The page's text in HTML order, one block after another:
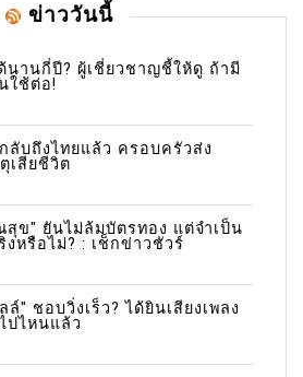
ข่าววันนี้
นานกี่ปี? ผู้เชี่ยวชาญชี้ให้ดู ถ้ามี
ใช้ต่อ!
ลับถึงไทยแล้ว ครอบครัวส่ง
เสียชีวิต
สุข" ยันไม่ล้มบัตรทอง แต่จำเป็น
หรือไม่? : เช็กข่าวชัวร์
" ชอบวิ่งเร็ว? ได้ยินเสียงเพลง
ปไหนแล้ว